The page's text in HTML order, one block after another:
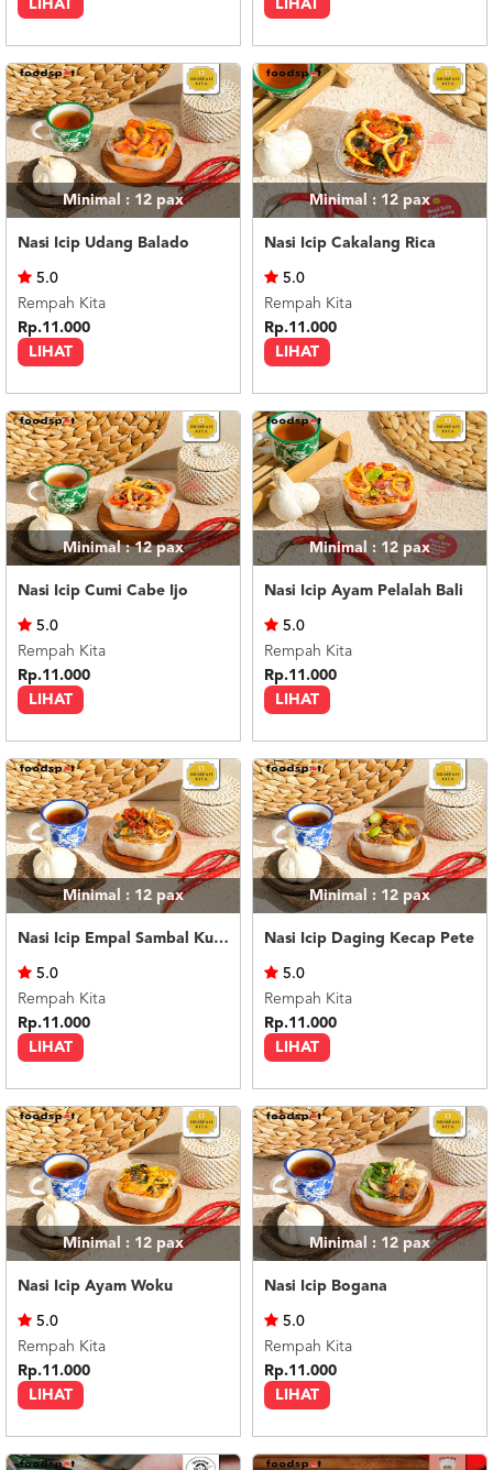
LIHAT LIHAT
Minimal : 12 pax
Nasi Icip Udang Balado
LIHAT
5.0
Rempah Kita
Rp.11.000
Minimal : 12 pax
Nasi Icip Cakalang Rica
LIHAT
5.0
Rempah Kita
Rp.11.000
Minimal : 12pax
Nasi Icip Cumi Cabe Ijo
LIHAT
5.0
Rempah Kita
Rp.11.000
Minimal : 12 pax
Nasi Icip Ayam Pelalah Bali
LIHAT
5.0
Rempah Kita
Rp.11.000
Minimal : 12 pax
Nasi Icip Empal Sambal Kutai
LIHAT
5.0
Rempah Kita
Rp.11.000
Minimal : 12 pax
Nasi Icip Daging Kecap Pete
LIHAT
5.0
Rempah Kita
Rp.11.000
Minimal : 12 pax
Nasi Icip Ayam Woku
LIHAT
5.0
Rempah Kita
Rp.11.000
Minimal : 12 pax
Nasi Icip Bogana
LIHAT
5.0
Rempah Kita
Rp.11.000